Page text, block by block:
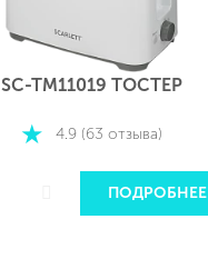
SC-TM11019 ТОСТЕР
4.9 (63 отзыва)
ПОДРОБНЕЕ